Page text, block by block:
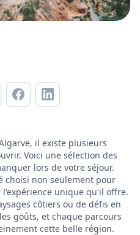
il existe plusieurs
Voici une sélection des
lors de votre séjour.
choisi non seulement pour
l'expérience unique qu'il offre.
côtiers ou de défis en
goûts, et chaque parcours
cette belle région.